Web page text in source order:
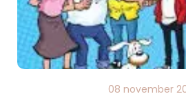
08 november